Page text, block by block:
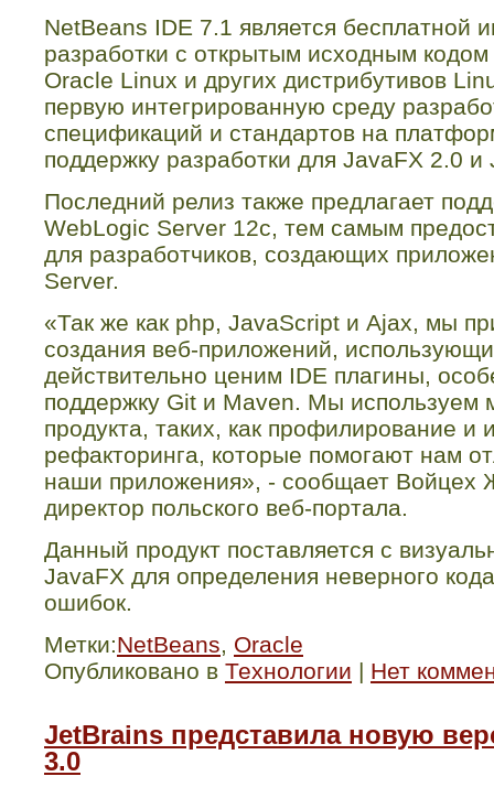
NetBeans IDE 7.1 является бесплатной
разработки с открытым исходным
Oracle Linux и других дистрибутивов
первую интегрированную среду
спецификаций и стандартов на
поддержку разработки для JavaFX 2.0 и
Последний релиз также предлагает
WebLogic Server 12c, тем самым
для разработчиков, создающих
Server.
«Так же как php, JavaScript и Ajax, мы
создания веб-приложений,
действительно ценим IDE плагины,
поддержку Git и Maven. Мы используем
продукта, таких, как профилирование и
рефакторинга, которые помогают нам
наши приложения», - сообщает Войцех
директор польского веб-портала.
Данный продукт поставляется с
JavaFX для определения неверного
ошибок.
Метки:NetBeans, Oracle
Опубликовано в Технологии | Нет
JetBrains представила новую
3.0